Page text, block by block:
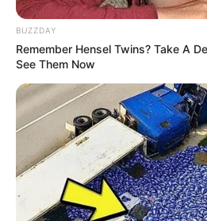
BUZZDAY
Remember Hensel Twins? Take A
See Them Now